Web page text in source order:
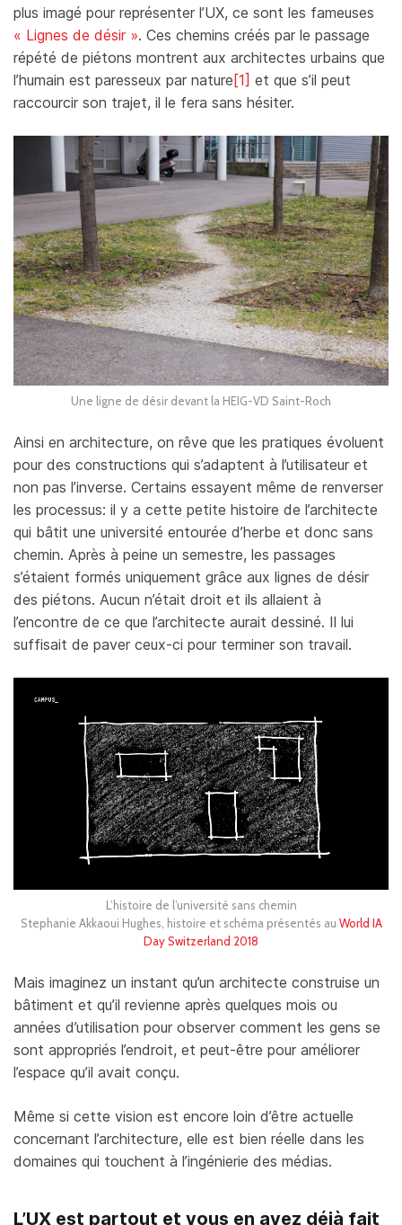
plus imagé pour représenter l’UX, ce sont les fameuses
« Lignes de désir ». Ces chemins créés par le passage
répété de piétons montrent aux architectes urbains que
l’humain est paresseux par nature[1] et que s’il peut
raccourcir son trajet, il le fera sans hésiter.
Une ligne de désir devant la HEIG-VD Saint-Roch
Ainsi en architecture, on rêve que les pratiques évoluent
pour des constructions qui s’adaptent à l’utilisateur et
non pas l’inverse. Certains essayent même de renverser
les processus: il y a cette petite histoire de l’architecte
qui bâtit une université entourée d’herbe et donc sans
chemin. Après à peine un semestre, les passages
s’étaient formés uniquement grâce aux lignes de désir
des piétons. Aucun n’était droit et ils allaient à
l’encontre de ce que l’architecte aurait dessiné. Il lui
suffisait de paver ceux-ci pour terminer son travail.
L’histoire de l’université sans chemin
Stephanie Akkaoui Hughes, histoire et schéma présentés au World IA
Day Switzerland 2018
Mais imaginez un instant qu’un architecte construise un
bâtiment et qu’il revienne après quelques mois ou
années d’utilisation pour observer comment les gens se
sont appropriés l’endroit, et peut-être pour améliorer
l’espace qu’il avait conçu.
Même si cette vision est encore loin d’être actuelle
concernant l’architecture, elle est bien réelle dans les
domaines qui touchent à l’ingénierie des médias.
L’UX est partout et vous en avez déjà fait